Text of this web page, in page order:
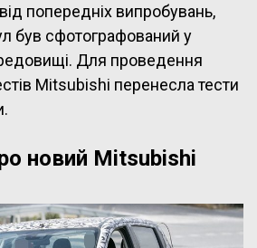
попередніх випробувань,
був сфотографований у
Для проведення
Mitsubishi перенесла тести
новий Mitsubishi